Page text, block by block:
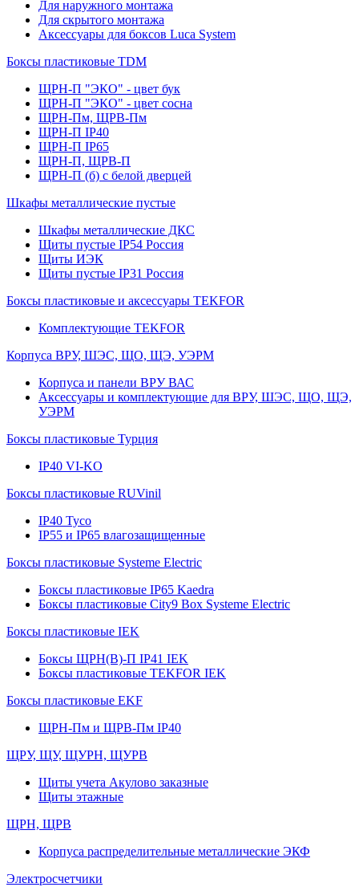
Для наружного монтажа
Для скрытого монтажа
Аксессуары для боксов Luca System
Боксы пластиковые TDM
ЩРН-П "ЭКО" - цвет бук
ЩРН-П "ЭКО" - цвет сосна
ЩРН-Пм, ЩРВ-Пм
ЩРН-П IP40
ЩРН-П IP65
ЩРН-П, ЩРВ-П
ЩРН-П (б) с белой дверцей
Шкафы металлические пустые
Шкафы металлические ДКС
Щиты пустые IP54 Россия
Щиты ИЭК
Щиты пустые IP31 Россия
Боксы пластиковые и аксессуары TEKFOR
Комплектующие TEKFOR
Корпуса ВРУ, ШЭС, ЩО, ЩЭ, УЭРМ
Корпуса и панели ВРУ ВАС
Аксессуары и комплектующие для ВРУ, ШЭС, ЩО, ЩЭ,
УЭРМ
Боксы пластиковые Турция
IP40 VI-KO
Боксы пластиковые RUVinil
IP40 Тусо
IP55 и IP65 влагозащищенные
Боксы пластиковые Systeme Electric
Боксы пластиковые IP65 Kaedra
Боксы пластиковые City9 Box Systeme Electric
Боксы пластиковые IEK
Боксы ЩРН(В)-П IP41 IEK
Боксы пластиковые TEKFOR IEK
Боксы пластиковые EKF
ЩРН-Пм и ЩРВ-Пм IP40
ЩРУ, ЩУ, ЩУРН, ЩУРВ
Щиты учета Акулово заказные
Щиты этажные
ЩРН, ЩРВ
Корпуса распределительные металлические ЭКФ
Электросчетчики